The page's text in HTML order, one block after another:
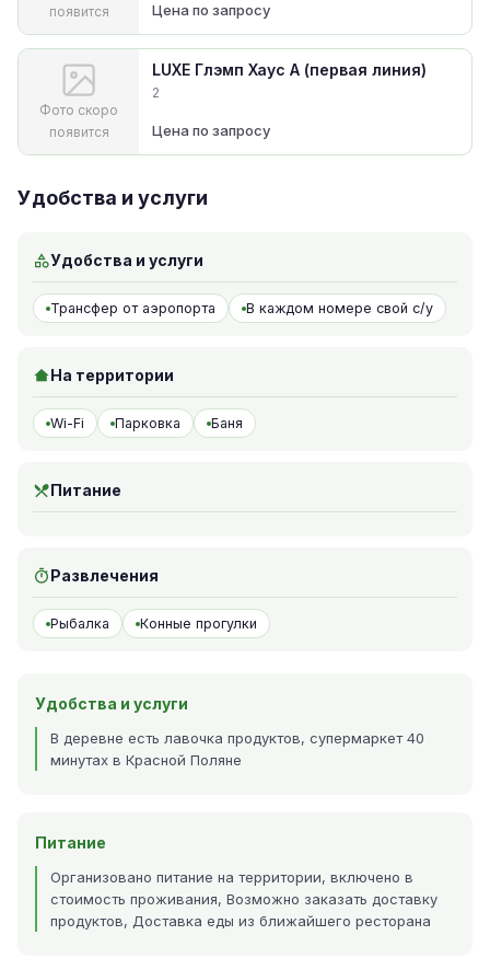
появится
Цена по запросу
Фото скоро
появится
LUXE Глэмп Хаус А (первая линия)
2
Цена по запросу
Удобства и услуги
Удобства и услуги
Трансфер от аэропорта В каждом номере свой с/у
На территории
Wi-Fi Парковка Баня
Питание
Развлечения
Рыбалка Конные прогулки
Удобства и услуги
В деревне есть лавочка продуктов, супермаркет 40
минутах в Красной Поляне
Питание
Организовано питание на территории, включено в
стоимость проживания, Возможно заказать доставку
продуктов, Доставка еды из ближайшего ресторана